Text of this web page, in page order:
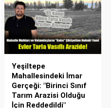
Yeşiltepe
Mahallesindeki İmar
Gerçeği: "Birinci Sınıf
Tarım Arazisi Olduğu
İçin Reddedildi"